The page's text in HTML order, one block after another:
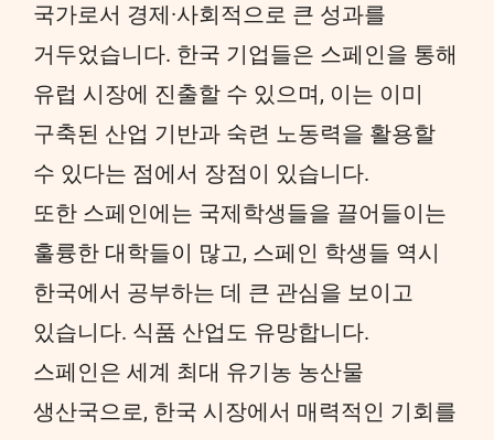
국가로서 경제·사회적으로 큰 성과를
거두었습니다. 한국 기업들은 스페인을 통해
유럽 시장에 진출할 수 있으며, 이는 이미
구축된 산업 기반과 숙련 노동력을 활용할
수 있다는 점에서 장점이 있습니다.
또한 스페인에는 국제학생들을 끌어들이는
훌륭한 대학들이 많고, 스페인 학생들 역시
한국에서 공부하는 데 큰 관심을 보이고
있습니다. 식품 산업도 유망합니다.
스페인은 세계 최대 유기농 농산물
생산국으로, 한국 시장에서 매력적인 기회를